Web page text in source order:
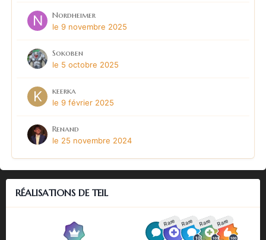
Nordheimer
le 9 novembre 2025
Sokoben
le 5 octobre 2025
keerka
le 9 février 2025
Renand
le 25 novembre 2024
RÉALISATIONS DE TEIL
Rare Rare Rare Rare